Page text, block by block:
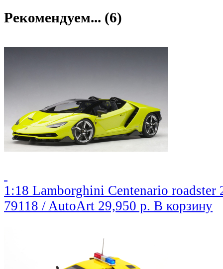
Рекомендуем... (6)
1:18 Lamborghini Centenario roadster
79118 / AutoArt 29,950 р. В корзину